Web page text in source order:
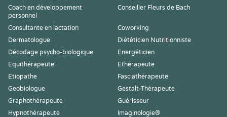
Coach en développement
personnel
Conseiller Fleurs de Bach
Consultante en lactation
Coworking
Dermatologue
Diététicien Nutritionniste
Décodage psycho-biologique
Energéticien
Equithérapeute
Ethérapeute
Etiopathe
Fasciathérapeute
Geobiologue
Gestalt-Thérapeute
Graphothérapeute
Guérisseur
Hypnothérapeute
Imaginologie®